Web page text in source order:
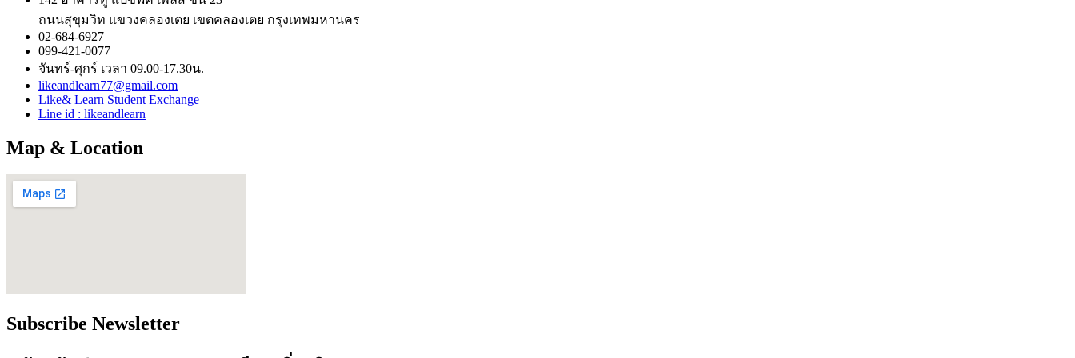
ถนนสุขุมวิท แขวงคลองเตย เขตคลองเตย กรุงเทพมหานคร
02-684-6927
099-421-0077
จันทร์-ศุกร์ เวลา 09.00-17.30น.
likeandlearn77@gmail.com
Like& Learn Student Exchange
Line id : likeandlearn
Map & Location
Subscribe Newsletter